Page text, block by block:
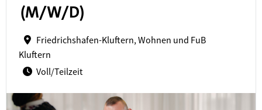
(M/W/D)
Friedrichshafen-Kluftern, Wohnen und FuB
Kluftern
Voll/Teilzeit